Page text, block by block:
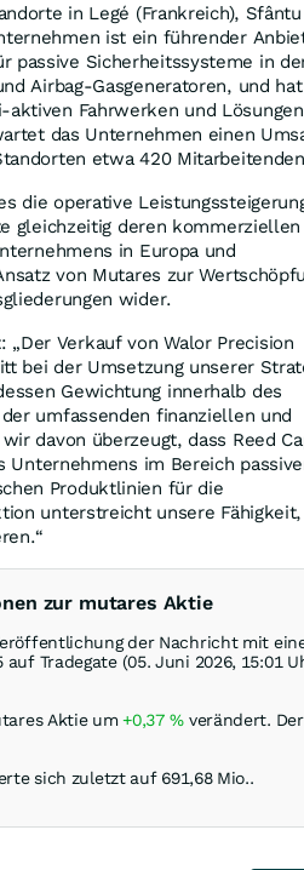
in Legé (Frankreich), Sfântu
ist ein führender
passive Sicherheitssysteme in
Airbag-Gasgeneratoren, und
Fahrwerken und
das Unternehmen einen
etwa 420
die operative
gleichzeitig deren kommerziellen
in Europa und
von Mutares zur
wider.
Verkauf von Walor Precision
bei der Umsetzung unserer
Gewichtung innerhalb des
umfassenden finanziellen und
davon überzeugt, dass Reed
im Bereich
Produktlinien für die
unterstreicht unsere
zur mutares Aktie
der Nachricht mit
Tradegate (05. Juni 2026, 15:01
Aktie um+0,37% verändert. Der
sich zuletzt auf 691,68 Mio..